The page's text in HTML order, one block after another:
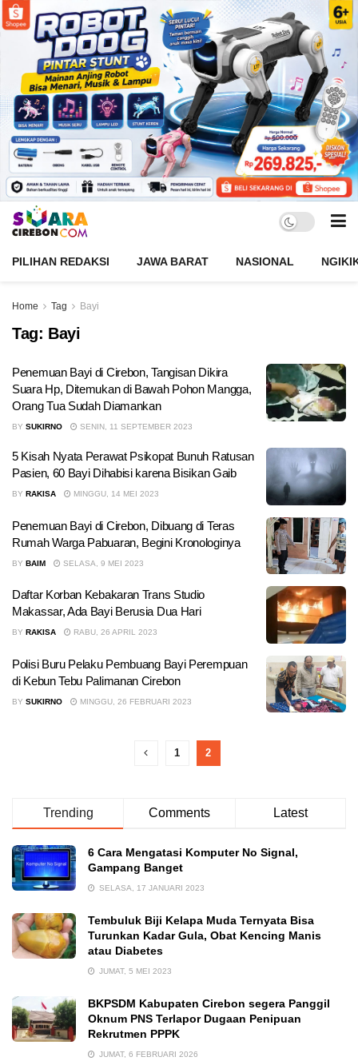
PILIHAN REDAKSI JAWA BARAT NASIONAL
Home Tag Bayi
Tag: Bayi
Penemuan Bayi di Cirebon, Tangisan Dikira
Suara Hp, Ditemukan di Bawah Pohon Mangga,
Orang Tua Sudah Diamankan
BY SUKIRNO SENIN, 11 SEPTEMBER 2023
5 Kisah Nyata Perawat Psikopat Bunuh Ratusan
Pasien, 60 Bayi Dihabisi karena Bisikan Gaib
BY RAKISA MINGGU, 14 MEI 2023
Penemuan Bayi di Cirebon, Dibuang di Teras
Rumah Warga Pabuaran, Begini Kronologinya
BY BAIM SELASA, 9 MEI 2023
Daftar Korban Kebakaran Trans Studio
Makassar, Ada Bayi Berusia Dua Hari
BY RAKISA RABU, 26 APRIL 2023
Polisi Buru Pelaku Pembuang Bayi Perempuan
di Kebun Tebu Palimanan Cirebon
BY SUKIRNO MINGGU, 26 FEBRUARI 2023
1 2
Trending Comments Latest
6 Cara Mengatasi Komputer No Signal,
Gampang Banget
SELASA, 17 JANUARI 2023
Tembuluk Biji Kelapa Muda Ternyata Bisa
Turunkan Kadar Gula, Obat Kencing Manis
atau Diabetes
JUMAT, 5 MEI 2023
BKPSDM Kabupaten Cirebon segera Panggil
Oknum PNS Terlapor Dugaan Penipuan
Rekrutmen PPPK
JUMAT, 6 FEBRUARI 2026